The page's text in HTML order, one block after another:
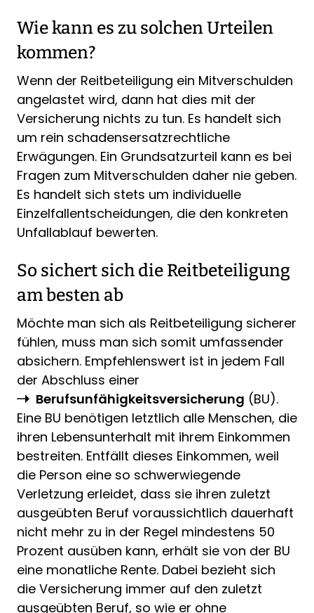
Wie kann es zu solchen Urteilen
kommen?
Wenn der Reitbeteiligung ein Mitverschulden
angelastet wird, dann hat dies mit der
Versicherung nichts zu tun. Es handelt sich
um rein schadensersatzrechtliche
Erwägungen. Ein Grundsatzurteil kann es bei
Fragen zum Mitverschulden daher nie geben.
Es handelt sich stets um individuelle
Einzelfallentscheidungen, die den konkreten
Unfallablauf bewerten.
So sichert sich die Reitbeteiligung
am besten ab
Möchte man sich als Reitbeteiligung sicherer
fühlen, muss man sich somit umfassender
absichern. Empfehlenswert ist in jedem Fall
der Abschluss einer
Berufsunfähigkeitsversicherung (BU).
Eine BU benötigen letztlich alle Menschen, die
ihren Lebensunterhalt mit ihrem Einkommen
bestreiten. Entfällt dieses Einkommen, weil
die Person eine so schwerwiegende
Verletzung erleidet, dass sie ihren zuletzt
ausgeübten Beruf voraussichtlich dauerhaft
nicht mehr zu in der Regel mindestens 50
Prozent ausüben kann, erhält sie von der BU
eine monatliche Rente. Dabei bezieht sich
die Versicherung immer auf den zuletzt
ausgeübten Beruf, so wie er ohne